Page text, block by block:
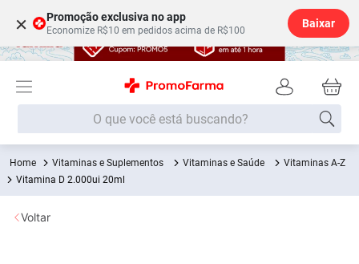
× Promoção exclusiva no app
Economize R$10 em pedidos acima de R$100
Baixar
O que você está buscando?
Vitaminas e Suplementos Vitaminas e Saúde
Vitaminas A-Z
Vitamina D 2.000ui 20ml
Voltar
Termos mais buscados
1º Fralda
2